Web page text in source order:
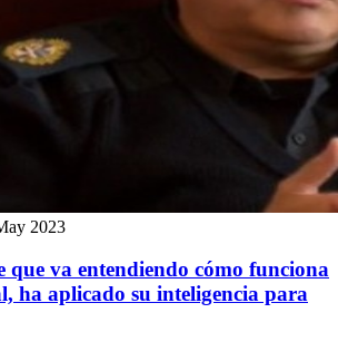
2023
que va entendiendo cómo funciona
ha aplicado su inteligencia para